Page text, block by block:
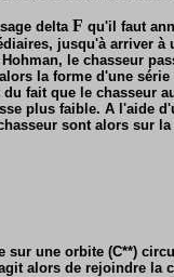
delta F qu'il faut
jusqu'à arriver à
le chasseur
la forme d'une
fait que le chasseur
plus faible. A l'aide
sont alors sur
sur une orbite (C**)
alors de rejoindre la